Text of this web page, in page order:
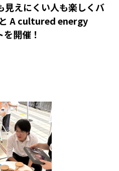
見えにくい人も楽しくバ
A cultured energy
開催！